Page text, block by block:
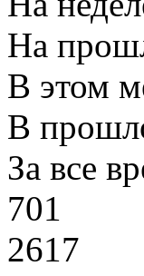
На
В этом
В
За все
701
2617